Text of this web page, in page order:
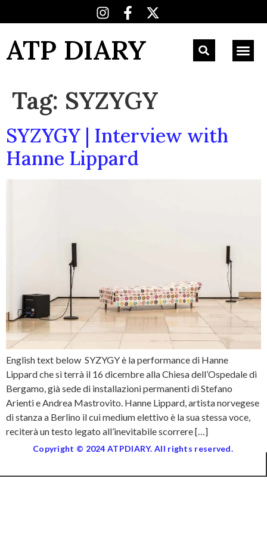
ATP DIARY
Tag: SYZYGY
SYZYGY | Interview with
Hanne Lippard
English text below SYZYGY è la performance di Hanne
Lippard che si terrà il 16 dicembre alla Chiesa dell’Ospedale di
Bergamo, già sede di installazioni permanenti di Stefano
Arienti e Andrea Mastrovito. Hanne Lippard, artista norvegese
di stanza a Berlino il cui medium elettivo è la sua stessa voce,
reciterà un testo legato all’inevitabile scorrere […]
Copyright © 2024 ATPDIARY. All rights reserved.